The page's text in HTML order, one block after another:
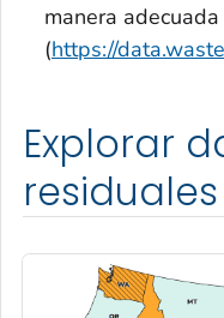
manera adecuada
(https://
Explorar
residuales